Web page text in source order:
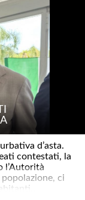
d’asta.
contestati, la
l’Autorità
ci